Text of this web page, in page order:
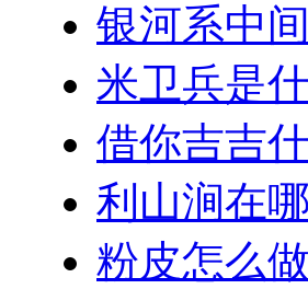
银河系中
米卫兵是
借你吉吉
利山涧在
粉皮怎么做